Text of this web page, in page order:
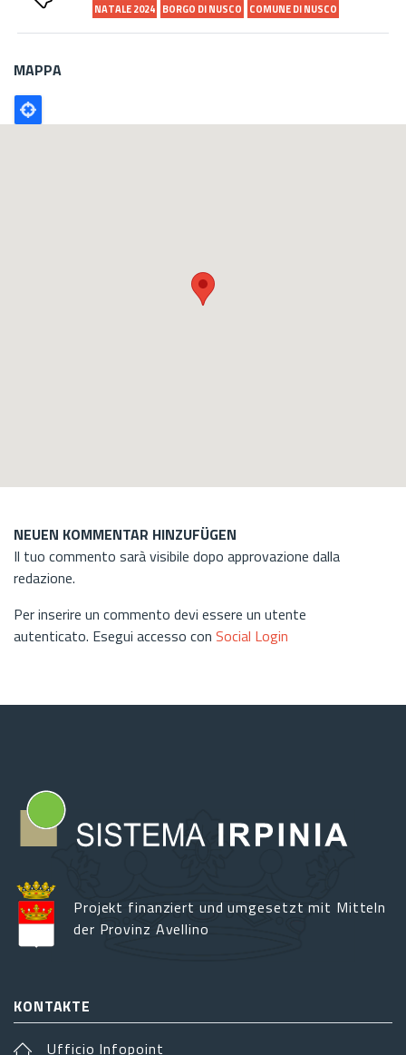
NATALE 2024 BORGO DI NUSCO COMUNE DI NUSCO
MAPPA
Poligono
GEO
NEUEN KOMMENTAR HINZUFÜGEN
Il tuo commento sarà visibile dopo approvazione dalla
redazione.
Per inserire un commento devi essere un utente
autenticato. Esegui accesso con Social Login
Projekt finanziert und umgesetzt mit Mitteln
der Provinz Avellino
KONTAKTE
Ufficio Infopoint